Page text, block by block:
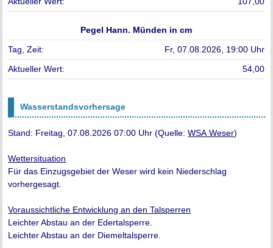
Pegel Hann. Münden in cm
Fr, 07.08.2026, 19:00 Uhr
54,00
Wasserstandsvorhersage
Stand: Freitag, 07.08.2026 07:00 Uhr (Quelle:WSA Weser)
Wettersituation
Für das Einzugsgebiet der Weser wird kein Niederschlag
vorhergesagt.
Voraussichtliche Entwicklung an den Talsperren
Leichter Abstau an der Edertalsperre.
Leichter Abstau an der Diemeltalsperre.